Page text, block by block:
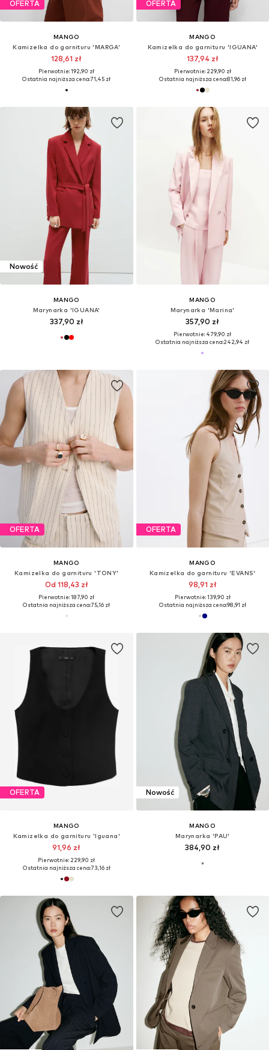
OFERTA
MANGO
Kamizelka do garnituru 'MARGA'
128,61 zł
Pierwotnie: 192,90 zł
Ostatnia najniższa cena:71,45 zł
OFERTA
MANGO
Kamizelka do garnituru 'IGUANA'
137,94 zł
Pierwotnie: 229,90 zł
Ostatnia najniższa cena:81,96 zł
Nowość
MANGO
Marynarka 'IGUANA'
337,90 zł
MANGO
Marynarka 'Marina'
357,90 zł
Pierwotnie: 479,90 zł
Ostatnia najniższa cena:242,94 zł
OFERTA
MANGO
Kamizelka do garnituru 'TONY'
Od 118,43 zł
Pierwotnie: 187,90 zł
Ostatnia najniższa cena:75,16 zł
OFERTA
MANGO
Kamizelka do garnituru 'EVANS'
98,91 zł
Pierwotnie: 139,90 zł
Ostatnia najniższa cena:98,91 zł
OFERTA
MANGO
Kamizelka do garnituru 'Iguana'
91,96 zł
Pierwotnie: 229,90 zł
Ostatnia najniższa cena:73,16 zł
Nowość
MANGO
Marynarka 'PAU'
384,90 zł